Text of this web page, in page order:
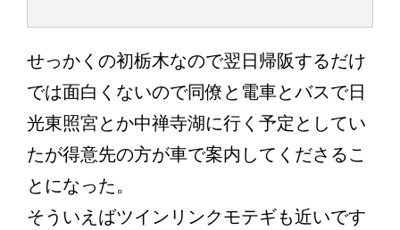
せっかくの初栃木なので翌日帰阪するだけ
では面白くないので同僚と電車とバスで日
光東照宮とか中禅寺湖に行く予定としてい
たが得意先の方が車で案内してくださるこ
とになった。
そういえばツインリンクモテギも近いです